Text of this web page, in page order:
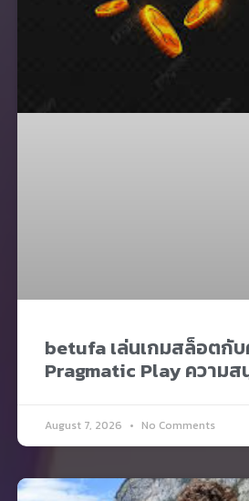
betufa เล่นเกมสล็อตกั
Pragmatic Play ความส
August 7, 2026 No Comments